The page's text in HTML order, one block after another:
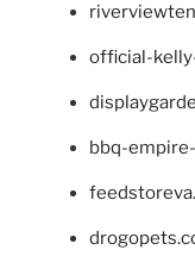
official-
bbq-